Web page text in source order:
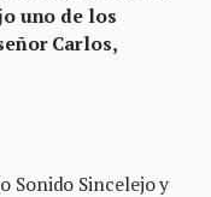
uno de los
Carlos,
Sonido Sincelejo y